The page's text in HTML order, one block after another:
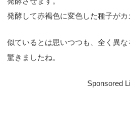
発酵して赤褐色に変色した種子がカ
似ているとは思いつつも、全く異
驚きましたね。
Sponsored